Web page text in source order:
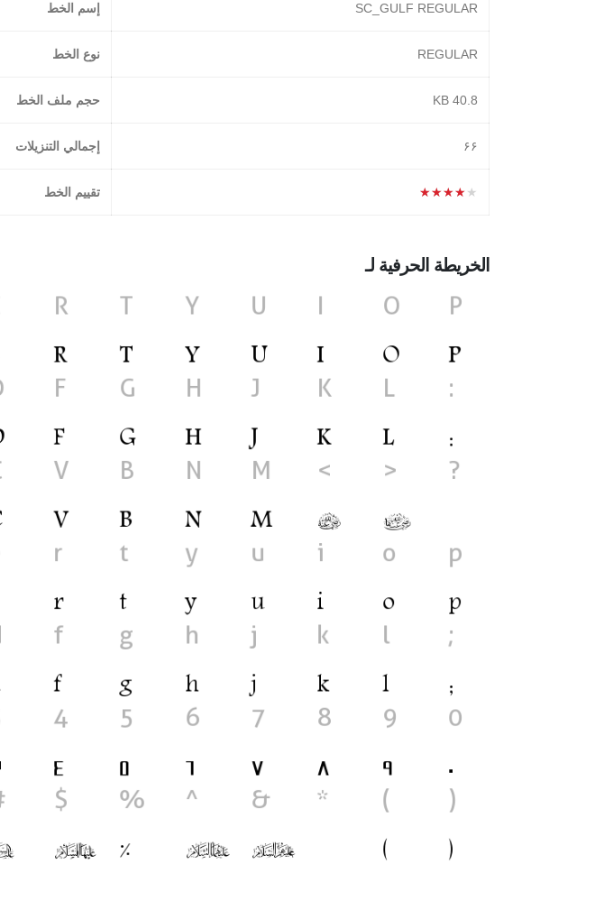
SC_GULF REGULAR إسم الخط
REGULAR نوع الخط
40.8 KB حجم ملف الخط
۶۶ إجمالي التنزيلات
★★★★★ تقييم الخط
الخريطة الحرفية لـ